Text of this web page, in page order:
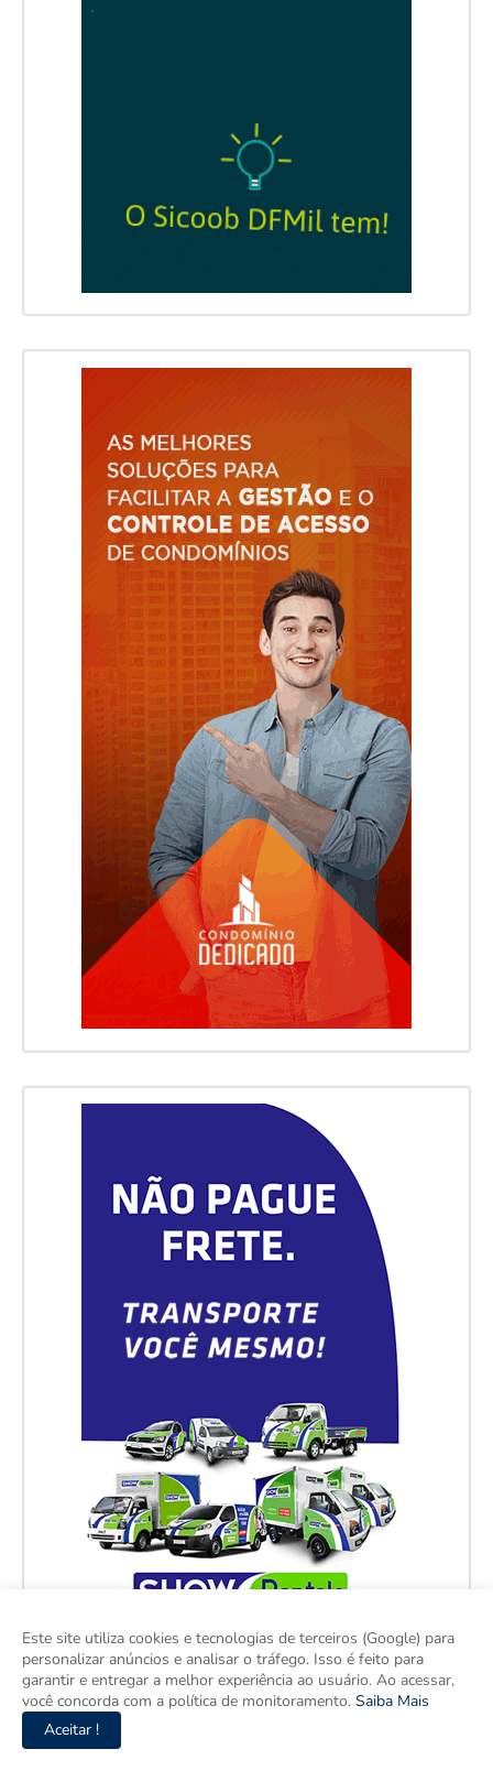
Este site utiliza cookies e tecnologias de terceiros (Google) para
personalizar anúncios e analisar o tráfego. Isso é feito para
garantir e entregar a melhor experiência ao usuário. Ao acessar,
você concorda com a política de monitoramento. Saiba Mais
Aceitar !